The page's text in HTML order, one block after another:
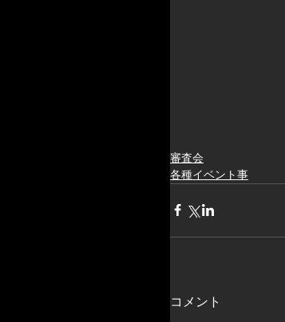
審査会
各種イベント事
コメント